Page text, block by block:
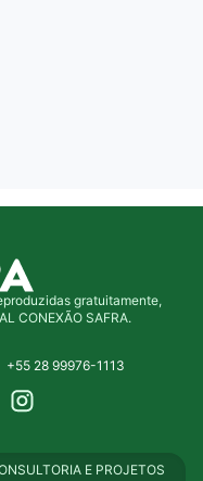
gratuitamente,
CONEXÃO SAFRA.
+55 28 99976-1113
E PROJETOS